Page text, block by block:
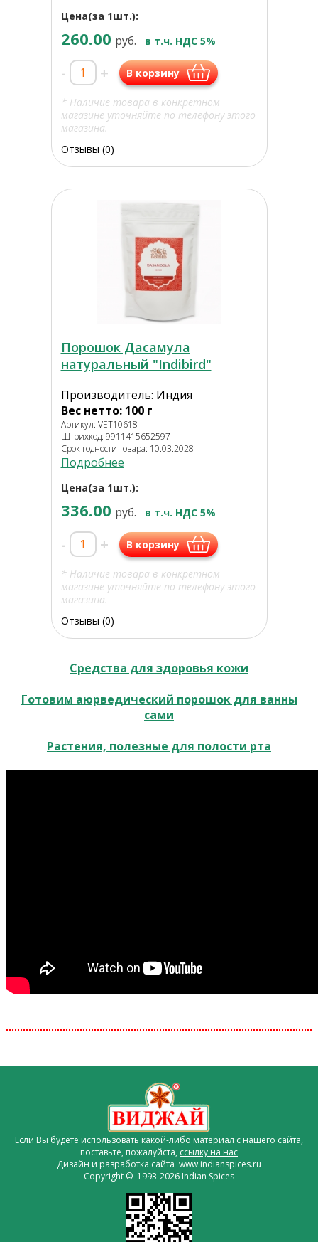
Цена(за 1шт.):
260.00 руб. в т.ч. НДС 5%
- + В корзину
* Наличие товара в конкретном
магазине уточняйте по телефону этого
магазина.
Отзывы (0)
Порошок Дасамула
натуральный "Indibird"
Производитель: Индия
Вес нетто: 100 г
Артикул: VET10618
Штрихкод: 9911415652597
Срок годности товара: 10.03.2028
Подробнее
Цена(за 1шт.):
336.00 руб. в т.ч. НДС 5%
- + В корзину
* Наличие товара в конкретном
магазине уточняйте по телефону этого
магазина.
Отзывы (0)
Средства для здоровья кожи
Готовим аюрведический порошок для ванны
сами
Растения, полезные для полости рта
Если Вы будете использовать какой-либо материал с нашего сайта,
поставьте, пожалуйста, ссылку на нас
Дизайн и разработка сайта www.indianspices.ru
Copyright © 1993-2026 Indian Spices